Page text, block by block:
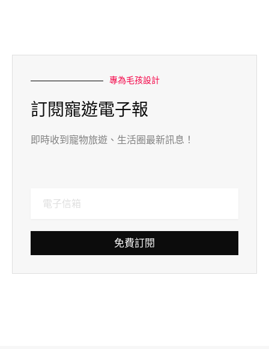
專為毛孩設計
訂閱寵遊電子報
即時收到寵物旅遊、生活圈最新訊息！
免費訂閱